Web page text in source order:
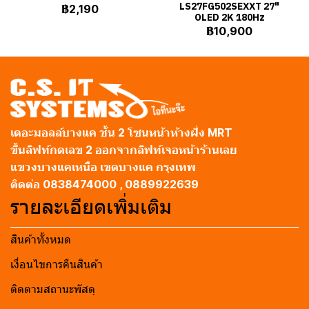
฿2,190
LS27FG502SEXXT 27"
OLED 2K 180Hz
฿10,900
เดอะมอลล์บางแค ชั้น 2 โซนหน้าห้างฝั่ง MRT
ขึ้นลิฟท์กดเลข 2 ออกจากลิฟท์เจอหน้าร้านเลย
แขวงบางแคเหนือ เขตบางแค กรุงเทพ
ติดต่อ 0838474000 , 0889922639
รายละเอียดเพิ่มเติม
สินค้าทั้งหมด
เงื่อนไขการคืนสินค้า
ติดตามสถานะพัสดุ